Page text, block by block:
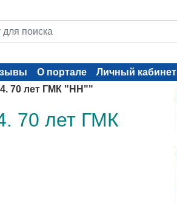
О портале
Личный кабинет
70 лет ГМК "НН""
70 лет ГМК